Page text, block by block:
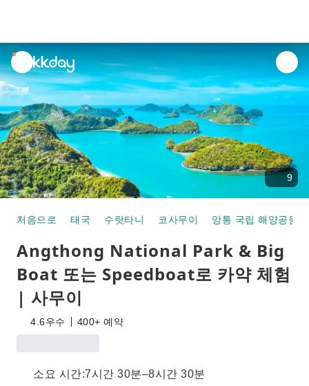
unread
notifications
9
처음으로 태국 수랏타니 코사무이 앙통 국립 해양공원
Angthong National Park & Big
Boat 또는 Speedboat로 카약 체험
| 사무이
4.6우수 400+ 예약
소요 시간:7시간 30분–8시간 30분